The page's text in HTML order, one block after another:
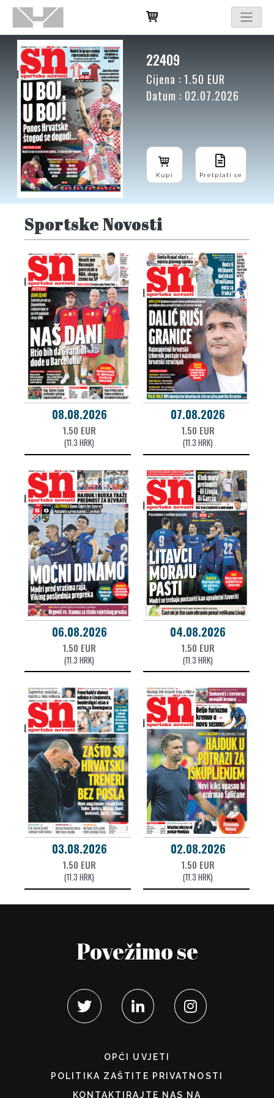
22409
Cijena : 1.50 EUR
Datum : 02.07.2026
Kupi Pretplati se
Sportske Novosti
08.08.2026
1.50 EUR
(11.3 HRK)
07.08.2026
1.50 EUR
(11.3 HRK)
06.08.2026
1.50 EUR
(11.3 HRK)
04.08.2026
1.50 EUR
(11.3 HRK)
03.08.2026
1.50 EUR
(11.3 HRK)
02.08.2026
1.50 EUR
(11.3 HRK)
Povežimo se
OPĆI UVJETI
POLITIKA ZAŠTITE PRIVATNOSTI
KONTAKTIRAJTE NAS NA